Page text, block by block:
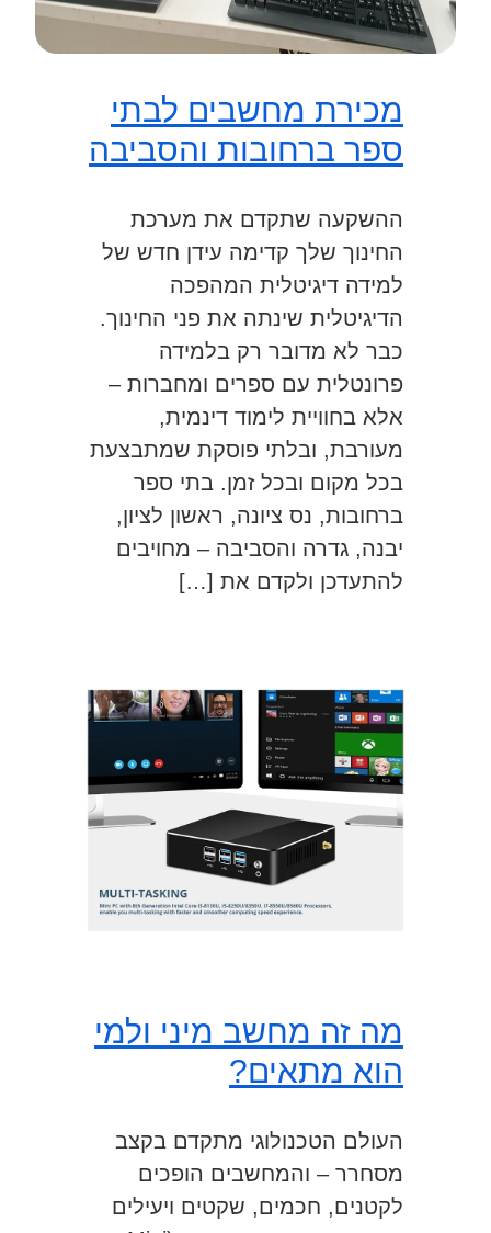
מכירת מחשבים לבתי
ספר ברחובות והסביבה
ההשקעה שתקדם את מערכת
החינוך שלך קדימה עידן חדש של
למידה דיגיטלית המהפכה
הדיגיטלית שינתה את פני החינוך.
כבר לא מדובר רק בלמידה
פרונטלית עם ספרים ומחברות –
אלא בחוויית לימוד דינמית,
מעורבת, ובלתי פוסקת שמתבצעת
בכל מקום ובכל זמן. בתי ספר
ברחובות, נס ציונה, ראשון לציון,
יבנה, גדרה והסביבה – מחויבים
להתעדכן ולקדם את […]
מה זה מחשב מיני ולמי
הוא מתאים?
העולם הטכנולוגי מתקדם בקצב
מסחרר – והמחשבים הופכים
לקטנים, חכמים, שקטים ויעילים